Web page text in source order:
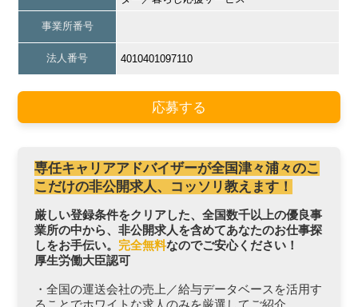
事業所番号
法人番号 4010401097110
応募する
専任キャリアアドバイザーが全国津々浦々のこ
こだけの非公開求人、コッソリ教えます！
厳しい登録条件をクリアした、全国数千以上の優良事
業所の中から、非公開求人を含めてあなたのお仕事探
しをお手伝い。 完全無料なのでご安心ください！
厚生労働大臣認可
・全国の運送会社の売上／給与データベースを活用す